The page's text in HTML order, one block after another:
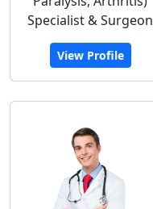
Specialist & Surgeon
View Profile